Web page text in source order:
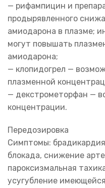
— рифампицин и
продырявленного
амиодарона в плазме;
могут повышать
амиодарона;
— клопидогрел —
плазменной
— декстрометорфан —
концентрации.
Передозировка
Симптомы:
блокада, снижение
пароксизмальная
усугубление